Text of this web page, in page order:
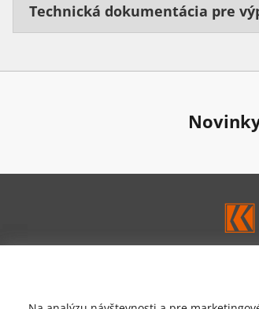
Technická dokumentácia pre